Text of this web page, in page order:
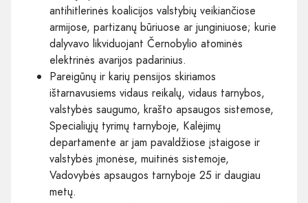
antihitlerinės koalicijos valstybių veikiančiose
armijose, partizanų būriuose ar junginiuose; kurie
dalyvavo likviduojant Černobylio atominės
elektrinės avarijos padarinius.
Pareigūnų ir karių pensijos skiriamos
ištarnavusiems vidaus reikalų, vidaus tarnybos,
valstybės saugumo, krašto apsaugos sistemose,
Specialiųjų tyrimų tarnyboje, Kalėjimų
departamente ar jam pavaldžiose įstaigose ir
valstybės įmonėse, muitinės sistemoje,
Vadovybės apsaugos tarnyboje 25 ir daugiau
metų.